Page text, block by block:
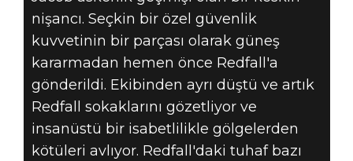
nişancı. Seçkin bir özel güvenlik
kuvvetinin bir parçası olarak güneş
kararmadan hemen önce Redfall'a
gönderildi. Ekibinden ayrı düştü ve artık
Redfall sokaklarını gözetliyor ve
insanüstü bir isabetlilikle gölgelerden
kötüleri avlıyor. Redfall'daki tuhaf bazı